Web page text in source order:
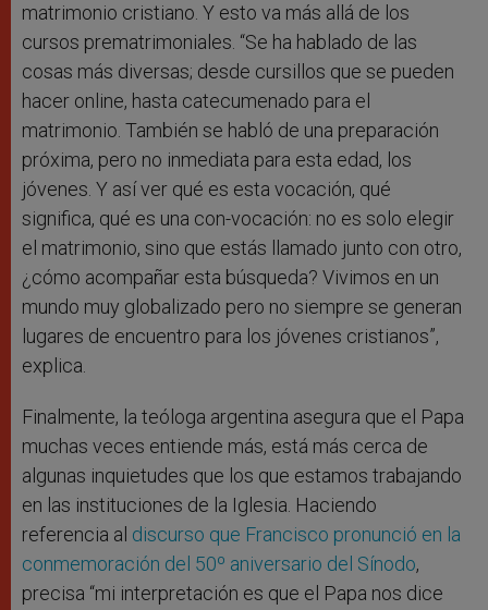
matrimonio cristiano. Y esto va más allá de los
cursos prematrimoniales. “Se ha hablado de las
cosas más diversas; desde cursillos que se pueden
hacer online, hasta catecumenado para el
matrimonio. También se habló de una preparación
próxima, pero no inmediata para esta edad, los
jóvenes. Y así ver qué es esta vocación, qué
significa, qué es una con-vocación: no es solo elegir
el matrimonio, sino que estás llamado junto con otro,
¿cómo acompañar esta búsqueda? Vivimos en un
mundo muy globalizado pero no siempre se generan
lugares de encuentro para los jóvenes cristianos”,
explica.
Finalmente, la teóloga argentina asegura que el Papa
muchas veces entiende más, está más cerca de
algunas inquietudes que los que estamos trabajando
en las instituciones de la Iglesia. Haciendo
referencia al discurso que Francisco pronunció en la
conmemoración del 50º aniversario del Sínodo,
precisa “mi interpretación es que el Papa nos dice